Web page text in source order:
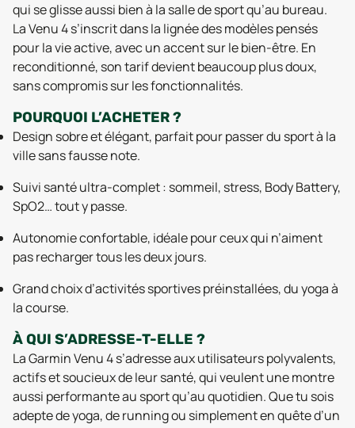
qui se glisse aussi bien à la salle de sport qu’au bureau.
La Venu 4 s’inscrit dans la lignée des modèles pensés
pour la vie active, avec un accent sur le bien-être. En
reconditionné, son tarif devient beaucoup plus doux,
sans compromis sur les fonctionnalités.
POURQUOI L’ACHETER ?
Design sobre et élégant, parfait pour passer du sport à la
ville sans fausse note.
Suivi santé ultra-complet : sommeil, stress, Body Battery,
SpO2… tout y passe.
Autonomie confortable, idéale pour ceux qui n’aiment
pas recharger tous les deux jours.
Grand choix d’activités sportives préinstallées, du yoga à
la course.
À QUI S’ADRESSE-T-ELLE ?
La Garmin Venu 4 s’adresse aux utilisateurs polyvalents,
actifs et soucieux de leur santé, qui veulent une montre
aussi performante au sport qu’au quotidien. Que tu sois
adepte de yoga, de running ou simplement en quête d’un